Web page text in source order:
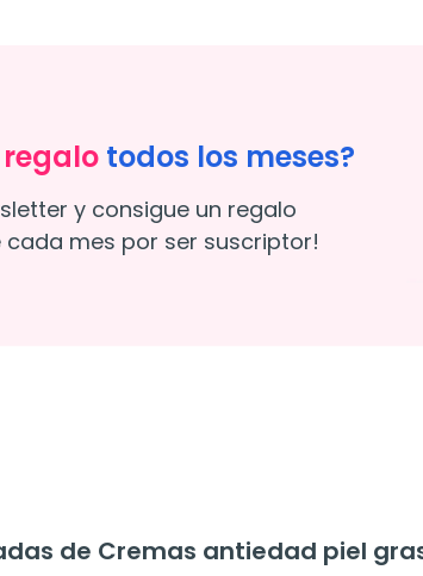
regalo todos los meses?
y consigue un regalo
mes por ser suscriptor!
de Cremas antiedad piel